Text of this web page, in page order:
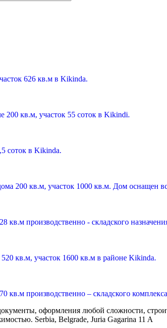
626 кв.м в Kikinda.
200 кв.м, участок 55 соток в Kikindi.
соток в Kikinda.
200 кв.м, участок 1000 кв.м. Дом оснащен
кв.м производственно - складского
кв.м, участок 1600 кв.м в районе Kikinda.
кв.м производственно – складского
оформления любой сложности,
Serbia, Belgrade, Juria Gagarina 11 A